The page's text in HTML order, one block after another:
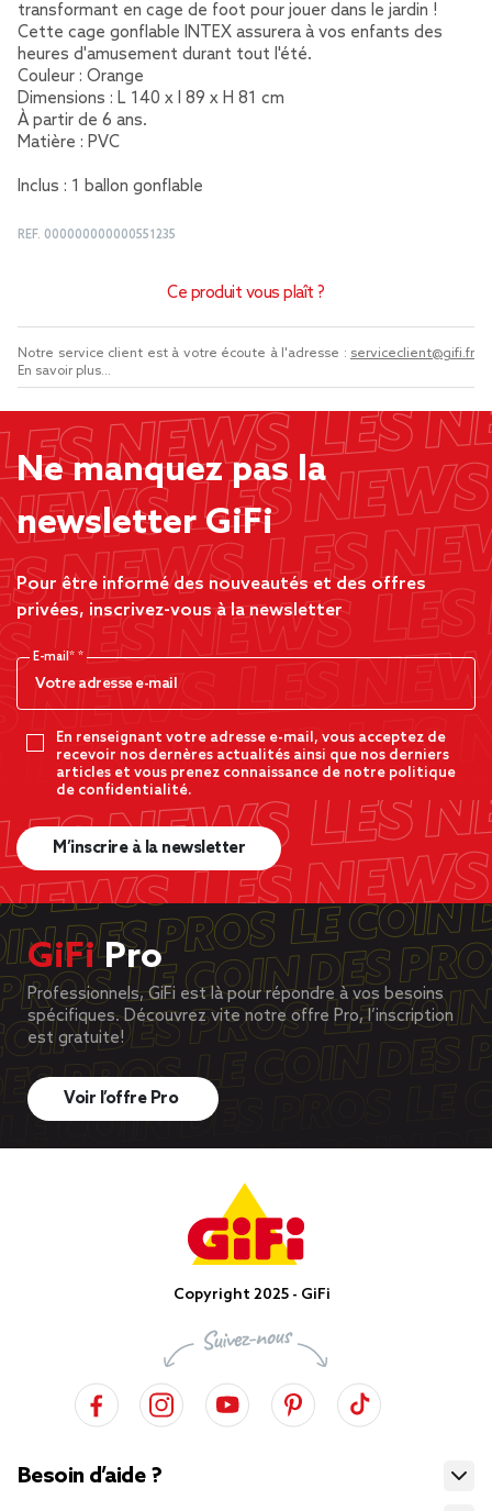
transformant en cage de foot pour jouer dans le jardin !
Cette cage gonflable INTEX assurera à vos enfants des
heures d'amusement durant tout l'été.
Couleur : Orange
Dimensions : L 140 x l 89 x H 81 cm
À partir de 6 ans.
Matière : PVC
Inclus : 1 ballon gonflable
REF. 000000000000551235
Ce produit vous plaît ?
Notre service client est à votre écoute à l'adresse : serviceclient@gifi.fr
En savoir plus...
Ne manquez pas la
newsletter GiFi
Pour être informé des nouveautés et des offres
privées, inscrivez-vous à la newsletter
E-mail*
En renseignant votre adresse e-mail, vous acceptez de
recevoir nos dernères actualités ainsi que nos derniers
articles et vous prenez connaissance de notre politique
de confidentialité.
M’inscrire à la newsletter
GiFiPro
Professionnels, GiFi est là pour répondre à vos besoins
spécifiques. Découvrez vite notre offre Pro, l’inscription
est gratuite!
Voir l’offre Pro
Copyright 2025 - GiFi
Besoin d’aide ?